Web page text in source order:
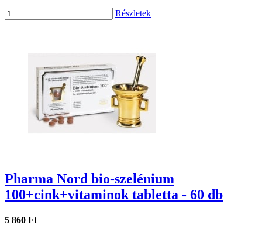
Részletek
Pharma Nord bio-szelénium
100+cink+vitaminok tabletta - 60 db
5 860 Ft